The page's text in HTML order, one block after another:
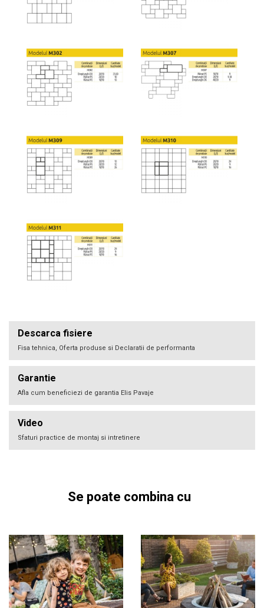
Descarca fisiere
Fisa tehnica, Oferta produse si Declaratii de performanta
Garantie
Afla cum beneficiezi de garantia Elis Pavaje
Video
Sfaturi practice de montaj si intretinere
Se poate combina cu